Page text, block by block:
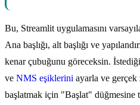
Bu, Streamlit uygulamasını
Ana başlığı, alt başlığı ve
kenar çubuğunu göreceksin.
ve NMS eşiklerini ayarla ve gerçek
başlatmak için "Başlat" düğmesine